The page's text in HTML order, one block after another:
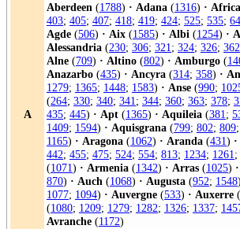
A
Aberdeen (1788) · Adana (1316) · Africa
403; 405; 407; 418; 419; 424; 525; 535;
Agde (506) · Aix (1585) · Albi (1254) ·
Alessandria (230; 306; 321; 324; 326; 362
Alne (709) · Altino (802) · Amburgo (
Anazarbo (435) · Ancyra (314; 358) ·
1279; 1365; 1448; 1583) · Anse (990;
(264; 330; 340; 341; 344; 360; 363; 378;
435; 445) · Apt (1365) · Aquileia (381;
1409; 1594) · Aquisgrana (799; 802; 809;
1165) · Aragona (1062) · Aranda (431) ·
442; 455; 475; 524; 554; 813; 1234; 1261;
(1071) · Armenia (1342) · Arras (1025) ·
870) · Auch (1068) · Augusta (952; 1548)
1077; 1094) · Auvergne (533) · Auxerre (
(1080; 1209; 1279; 1282; 1326; 1337;
Avranche (1172)